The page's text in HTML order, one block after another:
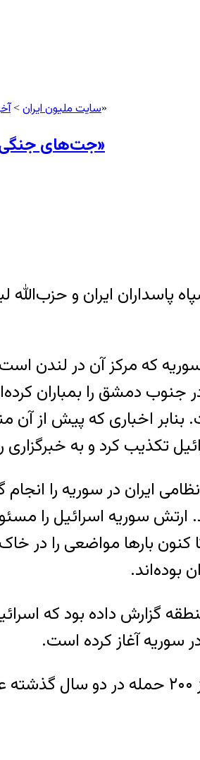
سایت ملیون ایران > > «جت‌های جنگی اسرائیل زرادخانه سپاه پاسداران و حزب‌الله را بمباران کردند»
«جت‌های جنگی اسرائیل زرادخانه سپاه پاسداران و حزب‌الله را بمباران کردند»
پاسداران ایران و
جنوب دمشق را بمباران
بنابر اخباری که پیش از
تکذیب کرد و به خبرگزاری
ایران در سوریه را
شدند. ارتش سوریه
کنون بارها مواضعی را
بوده‌اند.
در سوریه آغاز کرده است.